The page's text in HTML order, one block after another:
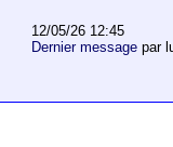
12/05/26 12:45
Dernier messagepar